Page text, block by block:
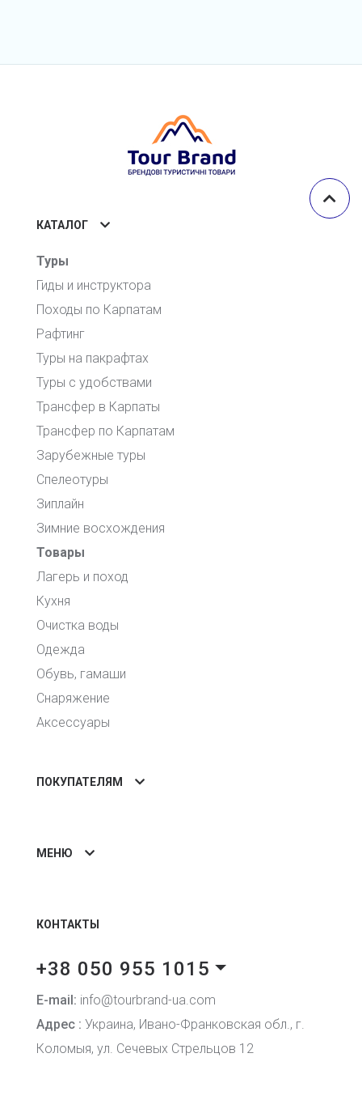
КАТАЛОГ
Туры
Гиды и инструктора
Походы по Карпатам
Рафтинг
Туры на пакрафтах
Туры с удобствами
Трансфер в Карпаты
Трансфер по Карпатам
Зарубежные туры
Спелеотуры
Зиплайн
Зимние восхождения
Товары
Лагерь и поход
Кухня
Очистка воды
Одежда
Обувь, гамаши
Снаряжение
Аксессуары
ПОКУПАТЕЛЯМ
МЕНЮ
КОНТАКТЫ
+38 050 955 1015
E-mail: info@tourbrand-ua.com
Адрес : Украина, Ивано-Франковская обл., г.
Коломыя, ул. Сечевых Стрельцов 12